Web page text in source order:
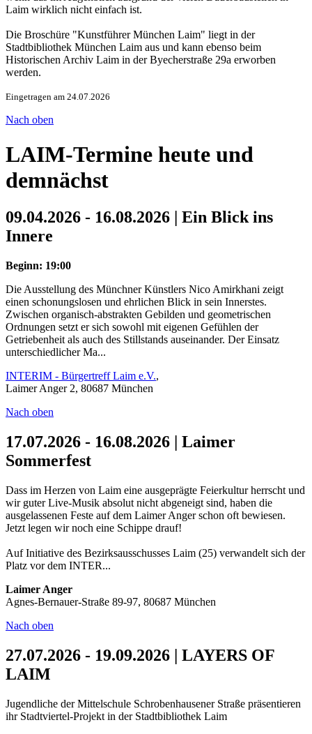
Laim wirklich nicht einfach ist.
Die Broschüre "Kunstführer München Laim" liegt in der
Stadtbibliothek München Laim aus und kann ebenso beim
Historischen Archiv Laim in der Byecherstraße 29a erworben
werden.
Eingetragen am 24.07.2026
Nach oben
LAIM-Termine heute und
demnächst
09.04.2026 - 16.08.2026 | Ein Blick ins
Innere
Beginn: 19:00
Die Ausstellung des Münchner Künstlers Nico Amirkhani zeigt
einen schonungslosen und ehrlichen Blick in sein Innerstes.
Zwischen organisch-abstrakten Gebilden und geometrischen
Ordnungen setzt er sich sowohl mit eigenen Gefühlen der
Getriebenheit als auch des Stillstands auseinander. Der Einsatz
unterschiedlicher Ma...
INTERIM - Bürgertreff Laim e.V.,
Laimer Anger 2, 80687 München
Nach oben
17.07.2026 - 16.08.2026 | Laimer
Sommerfest
Dass im Herzen von Laim eine ausgeprägte Feierkultur herrscht und
wir guter Live-Musik absolut nicht abgeneigt sind, haben die
ausgelassenen Feste auf dem Laimer Anger schon oft bewiesen.
Jetzt legen wir noch eine Schippe drauf!
Auf Initiative des Bezirksausschusses Laim (25) verwandelt sich der
Platz vor dem INTER...
Laimer Anger
Agnes-Bernauer-Straße 89-97, 80687 München
Nach oben
27.07.2026 - 19.09.2026 | LAYERS OF
LAIM
Jugendliche der Mittelschule Schrobenhausener Straße präsentieren
ihr Stadtviertel-Projekt in der Stadtbibliothek Laim